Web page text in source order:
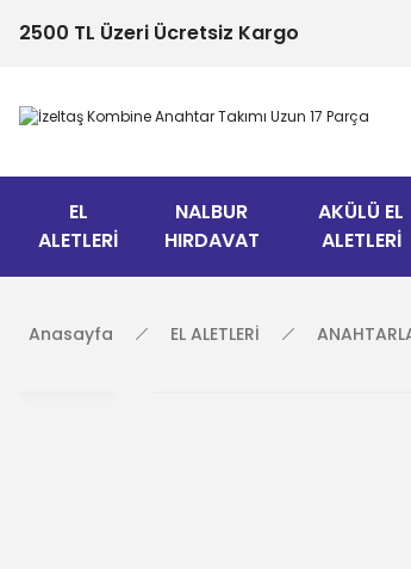
2500 TL Üzeri Ücretsiz Kargo
EL
ALETLERİ
NALBUR
HIRDAVAT
AKÜLÜ EL
ALETLERİ
Anasayfa EL ALETLERİ